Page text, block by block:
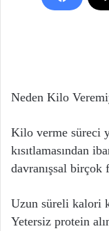
Neden Kilo
Kilo verme süreci
kısıtlamasından
davranışsal
Uzun süreli kalori
Yetersiz protein